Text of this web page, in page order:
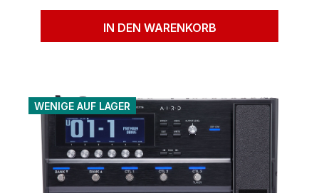
IN DEN WARENKORB
WENIGE AUF LAGER